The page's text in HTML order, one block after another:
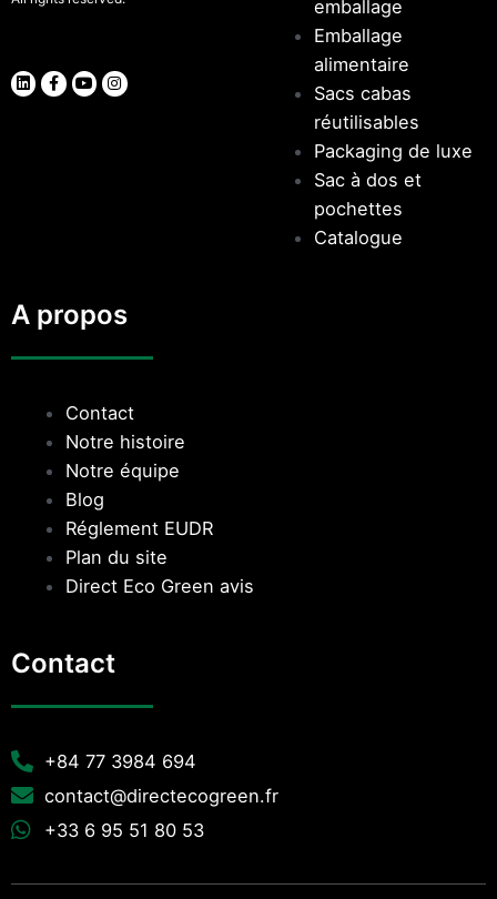
emballage
Emballage
alimentaire
Sacs cabas
réutilisables
Packaging de luxe
Sac à dos et
pochettes
Catalogue
A propos
Contact
Notre histoire
Notre équipe
Blog
Réglement EUDR
Plan du site
Direct Eco Green avis
Contact
+84 77 3984 694
contact@directecogreen.fr
+33 6 95 51 80 53